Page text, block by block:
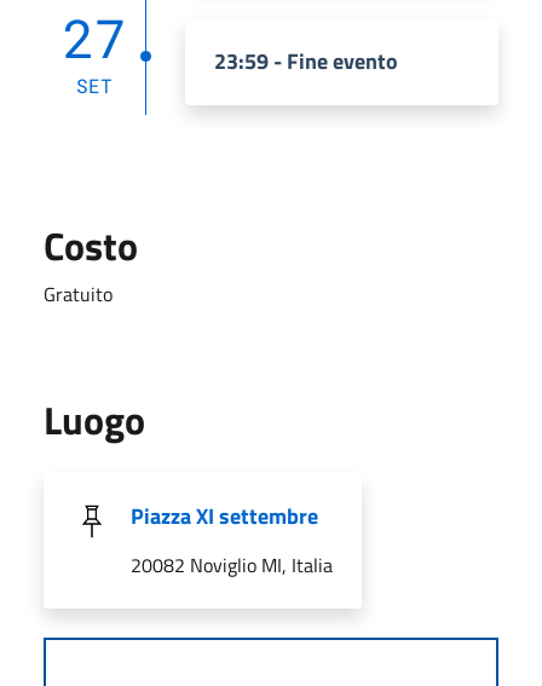
27
SET
23:59 - Fine evento
Costo
Gratuito
Luogo
Piazza XI settembre
20082 Noviglio MI, Italia